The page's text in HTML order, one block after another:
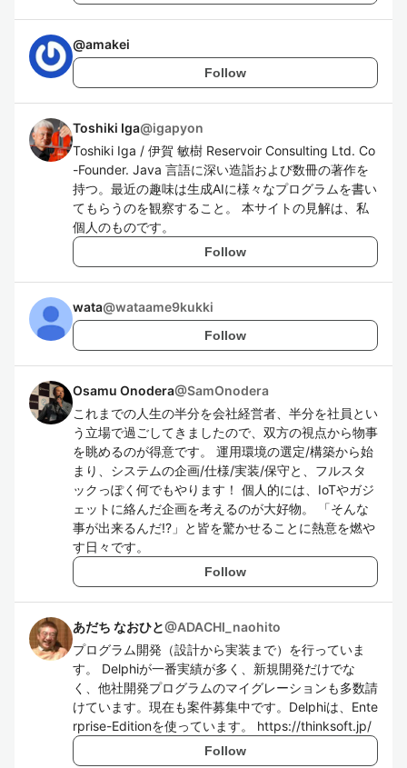
@amakei
Follow
Toshiki Iga@igapyon
Toshiki Iga / 伊賀 敏樹 Reservoir Consulting Ltd. Co
-Founder. Java 言語に深い造詣および数冊の著作を
持つ。最近の趣味は生成AIに様々なプログラムを書い
てもらうのを観察すること。 本サイトの見解は、私
個人のものです。
Follow
wata@wataame9kukki
Follow
Osamu Onodera@SamOnodera
これまでの人生の半分を会社経営者、半分を社員とい
う立場で過ごしてきましたので、双方の視点から物事
を眺めるのが得意です。 運用環境の選定/構築から始
まり、システムの企画/仕様/実装/保守と、フルスタ
ックっぽく何でもやります！ 個人的には、IoTやガジ
ェットに絡んだ企画を考えるのが大好物。 「そんな
事が出来るんだ!?」と皆を驚かせることに熱意を燃や
す日々です。
Follow
あだち なおひと@ADACHI_naohito
プログラム開発（設計から実装まで）を行っていま
す。 Delphiが一番実績が多く、新規開発だけでな
く、他社開発プログラムのマイグレーションも多数請
けています。現在も案件募集中です。Delphiは、Ente
rprise-Editionを使っています。 https://thinksoft.jp/
Follow